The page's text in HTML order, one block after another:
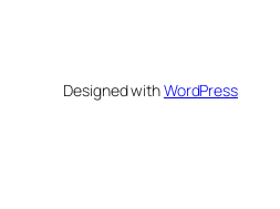
Designed withWordPress